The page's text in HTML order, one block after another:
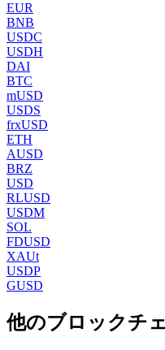
EUR
BNB
USDC
USDH
DAI
BTC
mUSD
USDS
frxUSD
ETH
AUSD
BRZ
USD
RLUSD
USDM
SOL
FDUSD
XAUt
USDP
GUSD
他のブロックチ